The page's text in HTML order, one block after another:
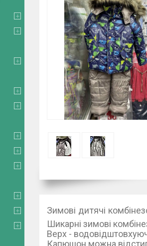
Зимові дитячі
Шикарні зимові
Верх -
Капюшон можна